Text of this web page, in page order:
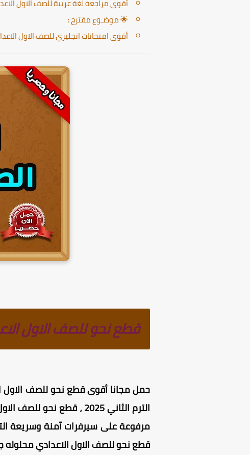
أقوى مراجعة لغة عربية للصف الاول
🌟 موضـوع مقترح :
أقوى امتحانات انجليزي للصف الاول الاعدادي
قطع نحو للصف الاول
حمل مجانا أقوى قطع نحو للصف الاول
الترم الثاني 2025
مرفوعة على سيرفرات آمنة وسريعة
قطع نحو للصف الاول الاعدادي محلوله